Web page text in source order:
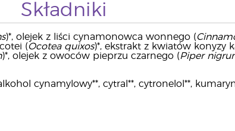
Składniki
)*, olejek z liści cynamonowca wonnego (
(Ocotea quixos)*, ekstrakt z kwiatów konyzy
)*, olejek z owoców pieprzu czarnego (Piper
cynamylowy**, cytral**, cytronelol**,